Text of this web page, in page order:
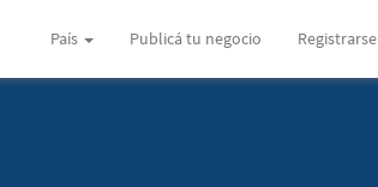
País Publicá tu negocio Registrarse